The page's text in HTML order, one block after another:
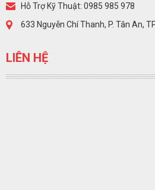
Hỗ Trợ Kỹ Thuật: 0985 985 978
633 Nguyễn Chí Thanh, P. Tân An,
LIÊN HỆ